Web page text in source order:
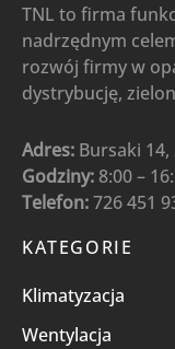
TNL to firma
nadrzędnym
rozwój firmy w
dystrybucję,
Adres: Bursaki
Godziny: 8:00 –
Telefon:726 451
KATEGORIE
Klimatyzacja
Wentylacja